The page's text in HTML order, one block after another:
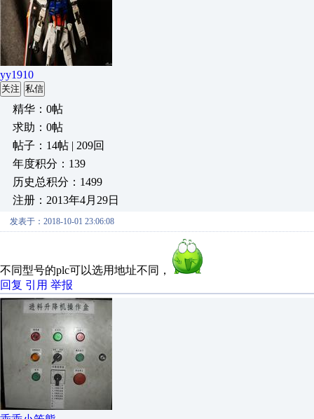
yy1910
关注 私信
精华：0帖
求助：0帖
帖子：14帖 | 209回
年度积分：139
历史总积分：1499
注册：2013年4月29日
发表于：2018-10-01 23:06:08
不同型号的plc可以选用地址不同，
回复 引用 举报